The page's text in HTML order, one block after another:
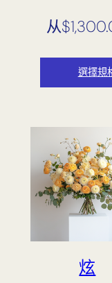
从$
選擇規
炫